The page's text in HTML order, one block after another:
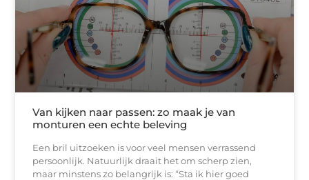
Van kijken naar passen: zo maak je van
monturen een echte beleving
Een bril uitzoeken is voor veel mensen verrassend
persoonlijk. Natuurlijk draait het om scherp zien,
maar minstens zo belangrijk is: “Sta ik hier goed